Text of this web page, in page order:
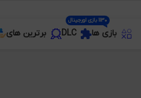
بازی ها
1130 بازی اورجینال
DLC برترین های